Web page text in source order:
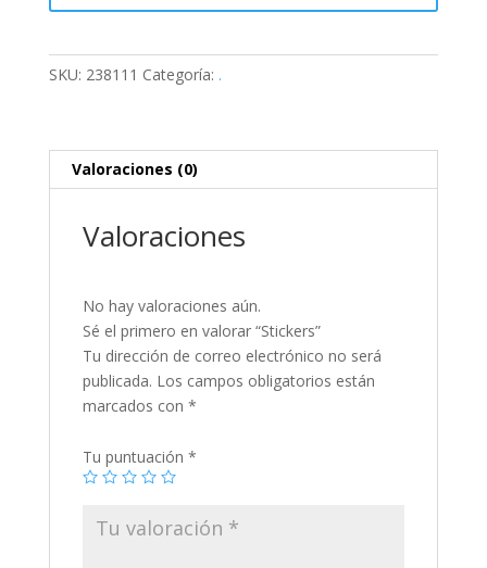
SKU: 238111 Categoría: .
Valoraciones (0)
Valoraciones
No hay valoraciones aún.
Sé el primero en valorar “Stickers”
Tu dirección de correo electrónico no será
publicada. Los campos obligatorios están
marcados con *
Tu puntuación *